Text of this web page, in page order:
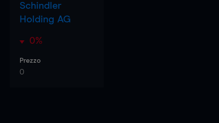
Schindler
Holding AG
0%
Prezzo
0